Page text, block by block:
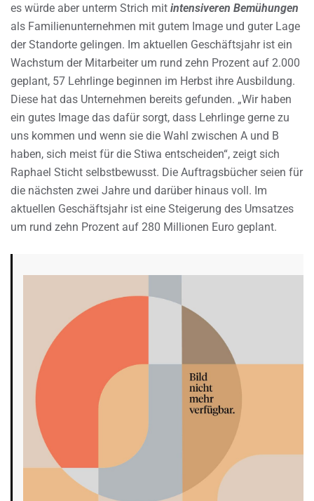
es würde aber unterm Strich mit intensiveren Bemühungen
als Familienunternehmen mit gutem Image und guter Lage
der Standorte gelingen. Im aktuellen Geschäftsjahr ist ein
Wachstum der Mitarbeiter um rund zehn Prozent auf 2.000
geplant, 57 Lehrlinge beginnen im Herbst ihre Ausbildung.
Diese hat das Unternehmen bereits gefunden. „Wir haben
ein gutes Image das dafür sorgt, dass Lehrlinge gerne zu
uns kommen und wenn sie die Wahl zwischen A und B
haben, sich meist für die Stiwa entscheiden“, zeigt sich
Raphael Sticht selbstbewusst. Die Auftragsbücher seien für
die nächsten zwei Jahre und darüber hinaus voll. Im
aktuellen Geschäftsjahr ist eine Steigerung des Umsatzes
um rund zehn Prozent auf 280 Millionen Euro geplant.